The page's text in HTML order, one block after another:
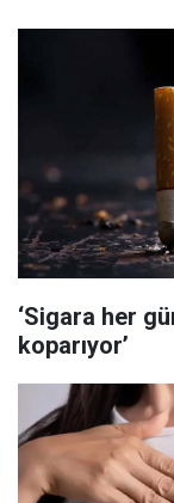
‘Sigara her
koparıyor’